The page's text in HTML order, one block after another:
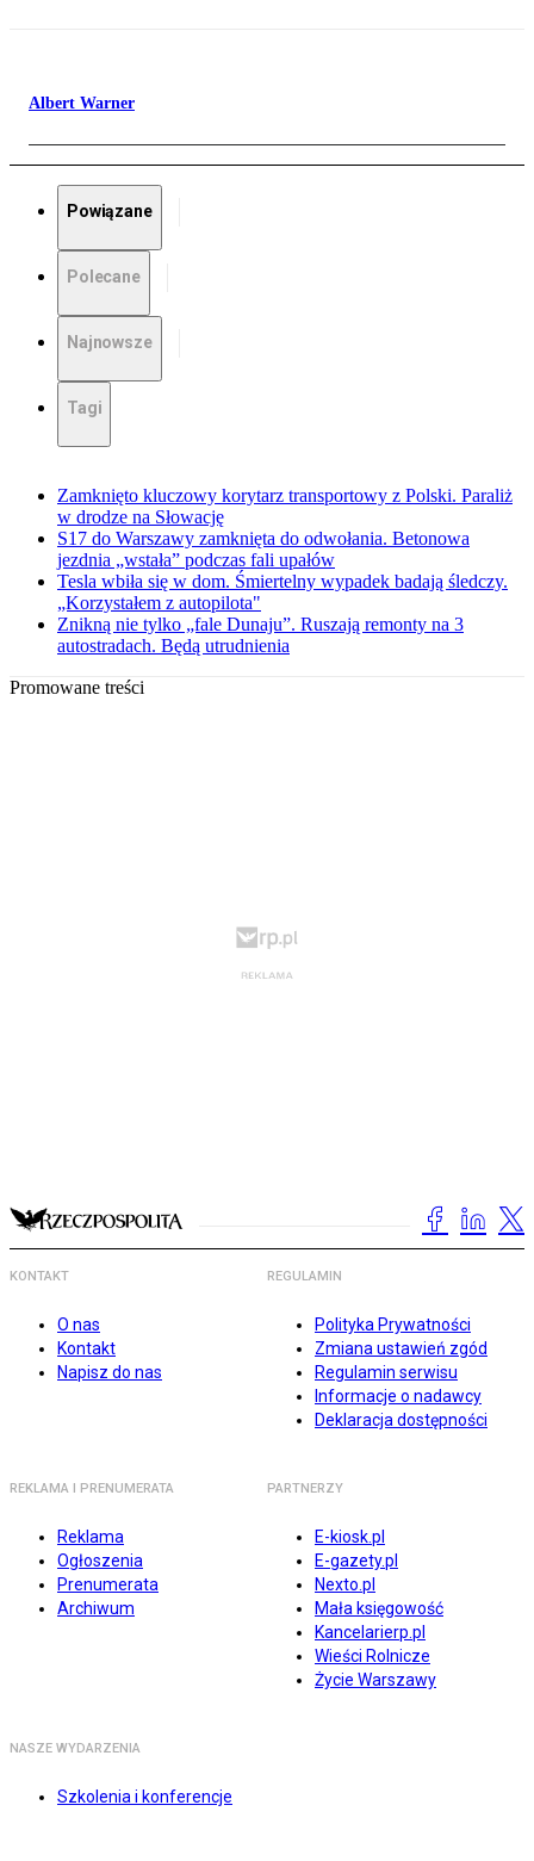
Albert Warner
Powiązane
Polecane
Najnowsze
Tagi
Zamknięto kluczowy korytarz transportowy z Polski. Paraliż
w drodze na Słowację
S17 do Warszawy zamknięta do odwołania. Betonowa
jezdnia „wstała” podczas fali upałów
Tesla wbiła się w dom. Śmiertelny wypadek badają śledczy.
„Korzystałem z autopilota"
Znikną nie tylko „fale Dunaju”. Ruszają remonty na 3
autostradach. Będą utrudnienia
Promowane treści
KONTAKT
O nas
Kontakt
Napisz do nas
REGULAMIN
Polityka Prywatności
Zmiana ustawień zgód
Regulamin serwisu
Informacje o nadawcy
Deklaracja dostępności
REKLAMA I PRENUMERATA
Reklama
Ogłoszenia
Prenumerata
Archiwum
PARTNERZY
E-kiosk.pl
E-gazety.pl
Nexto.pl
Mała księgowość
Kancelarierp.pl
Wieści Rolnicze
Życie Warszawy
NASZE WYDARZENIA
Szkolenia i konferencje